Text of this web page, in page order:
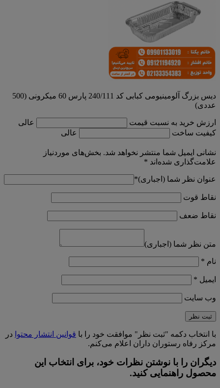
دیس بزرگ آلومینیومی کبابی کد 240/111 پارس 60 میکرونی (500
عددی)
ارزش خرید به نسبت قیمت
عالی
کیفیت ساخت
عالی
نشانی ایمیل شما منتشر نخواهد شد. بخش‌های موردنیاز
علامت‌گذاری شده‌اند *
عنوان نظر شما (اجباری)*
نقاط قوت
نقاط ضعف
متن نظر شما (اجباری)
نام *
ایمیل *
وب‌ سایت
با انتخاب دکمه "ثبت نظر" موافقت خود را با قوانین انتشار محتوا در
مرکز رفاه رستوران داران اعلام می‌کنم.
دیگران را با نوشتن نظرات خود، برای انتخاب این
محصول راهنمایی کنید.